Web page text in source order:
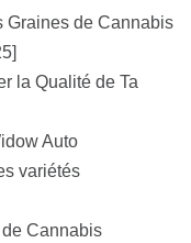
Graines de Cannabis
la Qualité de Ta
Auto
variétés
Cannabis